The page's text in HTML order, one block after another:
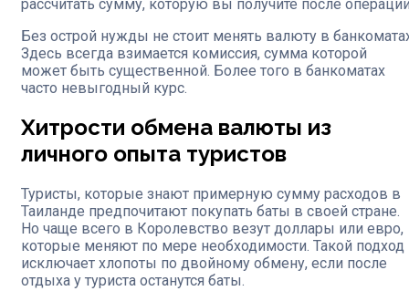
рассчитать сумму, которую вы получите после
Без острой нужды не стоит менять валюту в
Здесь всегда взимается комиссия, сумма которой
может быть существенной. Более того в банкоматах
часто невыгодный курс.
Хитрости обмена валюты из
личного опыта туристов
Туристы, которые знают примерную сумму расходов в
Таиланде предпочитают покупать баты в своей стране.
Но чаще всего в Королевство везут доллары или евро,
которые меняют по мере необходимости. Такой подход
исключает хлопоты по двойному обмену, если после
отдыха у туриста останутся баты.